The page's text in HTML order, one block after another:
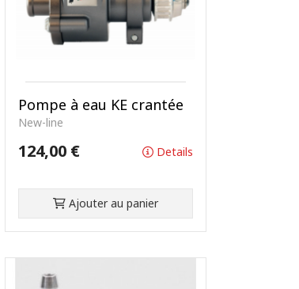
Pompe à eau KE crantée
New-line
124,00 € Details
Ajouter au panier